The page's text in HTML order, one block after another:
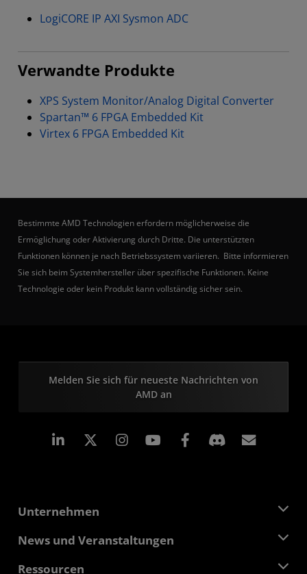
LogiCORE IP AXI Sysmon ADC
Verwandte Produkte
XPS System Monitor/Analog Digital Converter
Spartan™ 6 FPGA Embedded Kit
Virtex 6 FPGA Embedded Kit
Bestimmte AMD Technologien erfordern möglicherweise die
Ermöglichung oder Aktivierung durch Dritte. Die unterstützten
Funktionen können je nach Betriebssystem variieren. Bitte informieren
Sie sich beim Systemhersteller über spezifische Funktionen. Keine
Technologie oder kein Produkt kann vollständig sicher sein.
Melden Sie sich für neueste Nachrichten von
AMD an
LinkedIn Instagram Facebook
Unternehmen
Über AMD
News und Veranstaltungen
Pressebereich
Ressourcen